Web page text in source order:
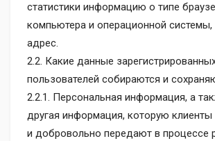
статистики информацию о типе
компьютера и операционной системы,
адрес.
2.2. Какие данные
пользователей собираются и
2.2.1. Персональная информация, а
другая информация, которую клиенты
и добровольно передают в процессе